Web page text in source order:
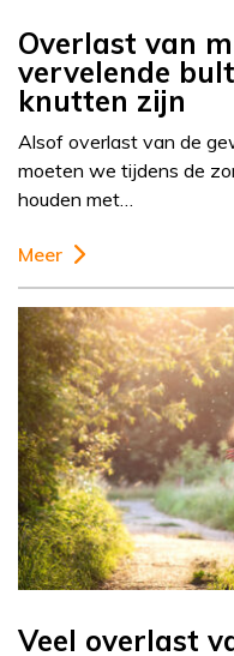
Overlast van
vervelende
knutten zijn
Alsof overlast van de
moeten we tijdens de
houden met…
Meer
Veel overlast